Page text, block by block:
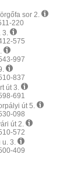
sor 2.
220
3.
575
997
837
út 3.
691
út 5.
098
út 2.
572
u. 3.
409